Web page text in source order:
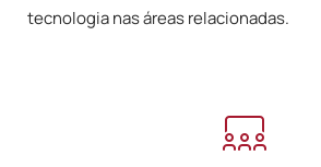
tecnologia nas áreas relacionadas.